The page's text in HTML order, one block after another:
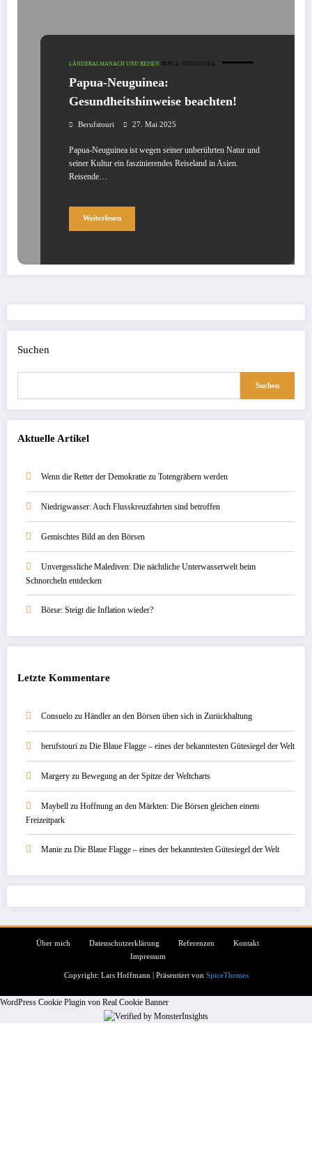
LÄNDERALMANACH UND REISEN PAPUA-NEUGUINEA
Papua-Neuguinea:
Gesundheitshinweise beachten!
Berufstouri 27. Mai 2025
Papua-Neuguinea ist wegen seiner unberührten Natur und
seiner Kultur ein faszinierendes Reiseland in Asien.
Reisende…
Weiterlesen
Suchen
Suchen
Aktuelle Artikel
Wenn die Retter der Demokratie zu Totengräbern werden
Niedrigwasser: Auch Flusskreuzfahrten sind betroffen
Gemischtes Bild an den Börsen
Unvergessliche Malediven: Die nächtliche Unterwasserwelt beim
Schnorcheln entdecken
Börse: Steigt die Inflation wieder?
Letzte Kommentare
Consuelo zu Händler an den Börsen üben sich in Zurückhaltung
berufstouri zu Die Blaue Flagge – eines der bekanntesten Gütesiegel der Welt
Margery zu Bewegung an der Spitze der Weltcharts
Maybell zu Hoffnung an den Märkten: Die Börsen gleichen einem
Freizeitpark
Manie zu Die Blaue Flagge – eines der bekanntesten Gütesiegel der Welt
Über mich Datenschutzerklärung Referenzen
Kontakt
Impressum
Copyright: Lars Hoffmann | Präsentiert von SpiceThemes
WordPress Cookie Plugin von Real Cookie Banner